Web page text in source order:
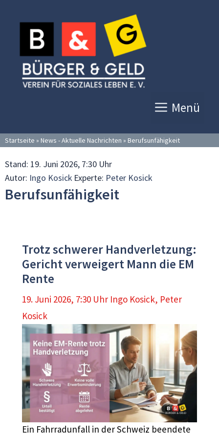
Inhalt
springen
Menü
Startseite » News - Aktuelle Nachrichten » Berufsunfähigkeit
Stand: 19. Juni 2026, 7:30 Uhr
Autor: Ingo Kosick Experte: Peter Kosick
Berufsunfähigkeit
Trotz schwerer Handverletzung:
Gericht verweigert Mann die EM
Rente
19. Juni 2026, 7:30 Uhr Ingo Kosick, Peter
Kosick
Ein Fahrradunfall in der Schweiz beendete